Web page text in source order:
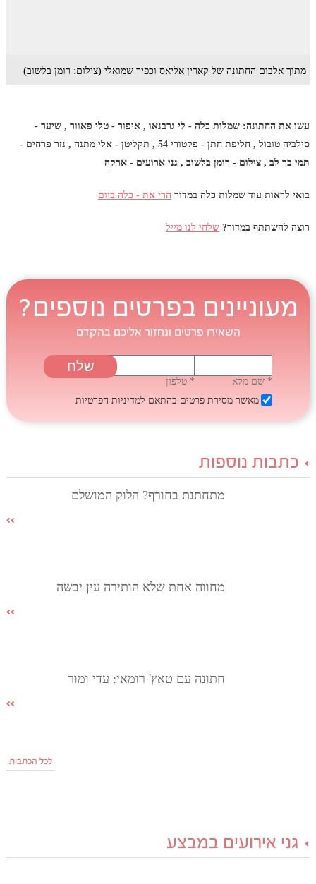
מתוך אלבום החתונה של קארין אליאס וכפיר שמואלי (צילום: רומן בלשוב)
עשו את החתונה: שמלות כלה - לי גרבנאו , איפור - טלי פאוור , שיער -
סילביה טובול , חליפת חתן - פקטורי 54 , תקליטן - אלי מתנה , נזר פרחים -
תמי בר לב , צילום - רומן בלשוב , גני ארועים - ארקה
בואי לראות עוד שמלות כלה במדור הרי את - כלה ביום
רוצה להשתתף במדור? שלחי לנו מייל
מעוניינים בפרטים נוספים?
השאירו פרטים ונחזור אליכם בהקדם
* שם מלא
* טלפון
מאשר מסירת פרטים בהתאם למדיניות הפרטיות
כתבות נוספות
מתחתנת בחורף? הלוק המושלם
מחווה אחת שלא הותירה עין יבשה
חתונה עם טאץ' רומאי: עדי ומור
לכל הכתבות
גני אירועים במבצע